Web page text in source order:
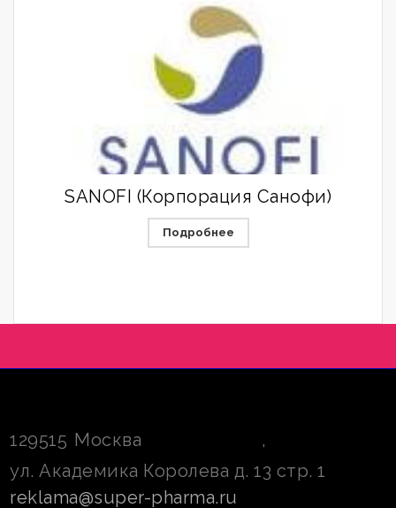
SANOFI (Корпорация Санофи)
Подробнее
129515 Москва
,
ул. Академика Королева д. 13 стр. 1
reklama@super-pharma.ru